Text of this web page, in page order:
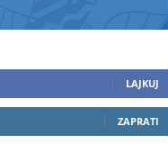
LAJKUJ
ZAPRATI